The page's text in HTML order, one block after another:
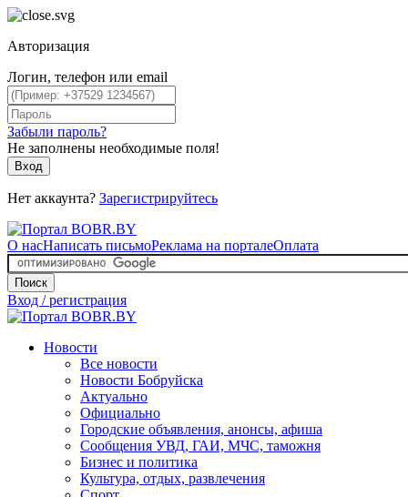
Авторизация
Логин, телефон или email
Забыли пароль?
Не заполнены необходимые поля!
Вход
Нет аккаунта? Зарегистрируйтесь
О насНаписать письмоРеклама на порталеОплата
Поиск
Вход / регистрация
Новости
Все новости
Новости Бобруйска
Актуально
Официально
Городские объявления, анонсы, афиша
Сообщения УВД, ГАИ, МЧС, таможня
Бизнес и политика
Культура, отдых, развлечения